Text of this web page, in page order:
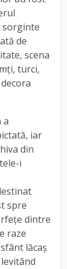
sorginte
de
scena
turci,
a
iar
din
i
spre
dintre
raze
lăcaș